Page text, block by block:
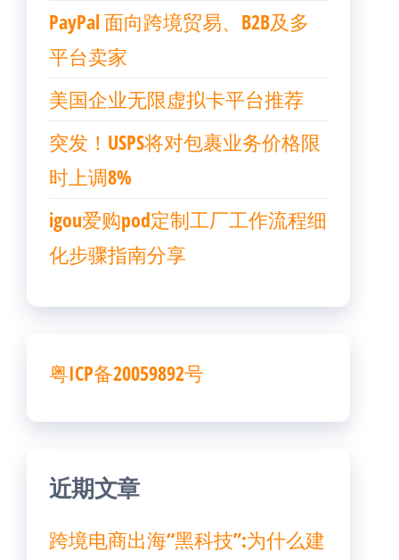
PayPal 面向跨境贸易、B2B及多
平台卖家
美国企业无限虚拟卡平台推荐
突发！USPS将对包裹业务价格限
时上调8%
igou爱购pod定制工厂工作流程细
化步骤指南分享
粤ICP备20059892号
近期文章
跨境电商出海“黑科技”:为什么建